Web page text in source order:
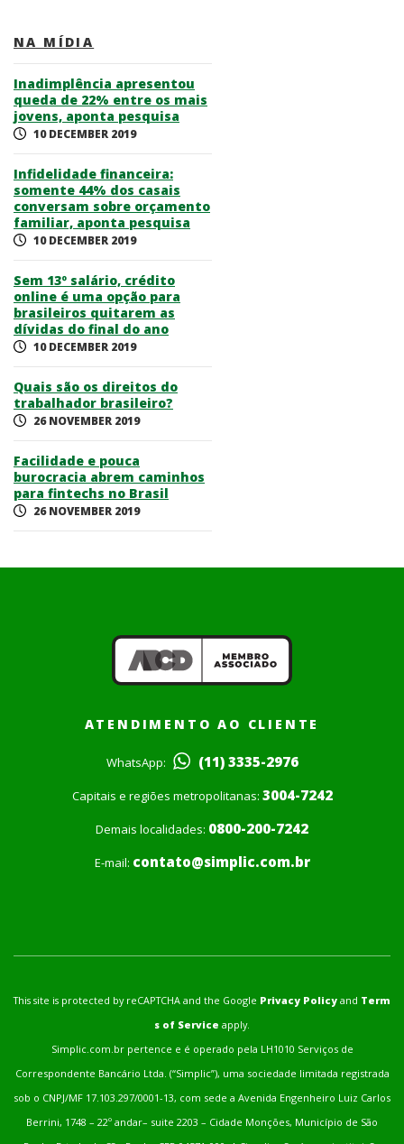
NA MÍDIA
Inadimplência apresentou
queda de 22% entre os mais
jovens, aponta pesquisa
10 DECEMBER 2019
Infidelidade financeira:
somente 44% dos casais
conversam sobre orçamento
familiar, aponta pesquisa
10 DECEMBER 2019
Sem 13º salário, crédito
online é uma opção para
brasileiros quitarem as
dívidas do final do ano
10 DECEMBER 2019
Quais são os direitos do
trabalhador brasileiro?
26 NOVEMBER 2019
Facilidade e pouca
burocracia abrem caminhos
para fintechs no Brasil
26 NOVEMBER 2019
ATENDIMENTO AO CLIENTE
WhatsApp: (11) 3335-2976
Capitais e regiões metropolitanas: 3004-7242
Demais localidades: 0800-200-7242
E-mail: contato@simplic.com.br
This site is protected by reCAPTCHA and the Google Privacy Policy and Term
s of Service apply.
Simplic.com.br pertence e é operado pela LH1010 Serviços de
Correspondente Bancário Ltda. (“Simplic”), uma sociedade limitada registrada
sob o CNPJ/MF 17.103.297/0001-13, com sede a Avenida Engenheiro Luiz Carlos
Berrini, 1748 – 22º andar– suite 2203 – Cidade Monções, Município de São